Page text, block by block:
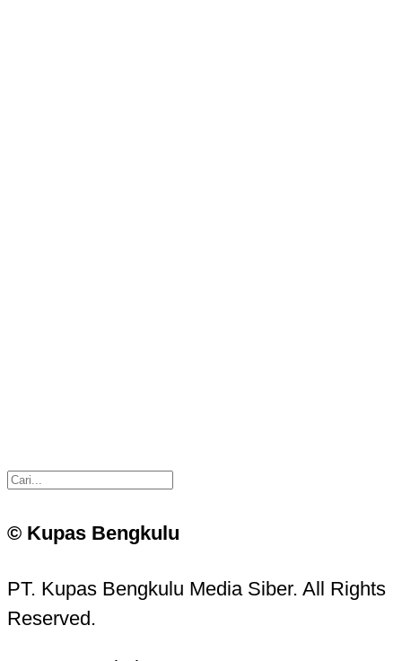
© Kupas Bengkulu
PT. Kupas Bengkulu Media Siber. All Rights
Reserved.